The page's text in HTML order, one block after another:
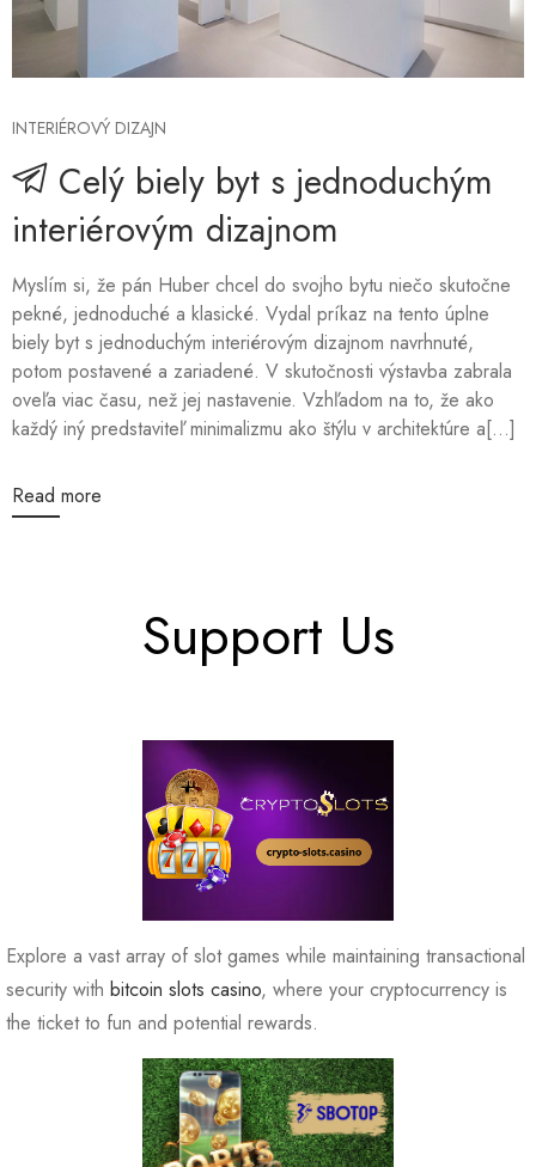
INTERIÉROVÝ DIZAJN
Celý biely byt s jednoduchým
interiérovým dizajnom
Myslím si, že pán Huber chcel do svojho bytu niečo skutočne
pekné, jednoduché a klasické. Vydal príkaz na tento úplne
biely byt s jednoduchým interiérovým dizajnom navrhnuté,
potom postavené a zariadené. V skutočnosti výstavba zabrala
oveľa viac času, než jej nastavenie. Vzhľadom na to, že ako
každý iný predstaviteľ minimalizmu ako štýlu v architektúre a[...]
Read more
Support Us
Explore a vast array of slot games while maintaining transactional
security with bitcoin slots casino, where your cryptocurrency is
the ticket to fun and potential rewards.